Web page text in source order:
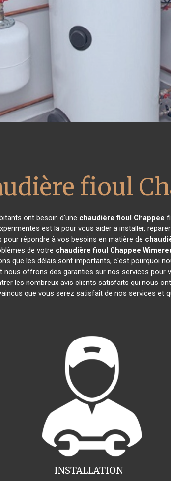
fioul
ont besoin d'une chaudière fioul Chappee
est là pour vous aider à installer,
répondre à vos besoins en matière de
de votre chaudière fioul Chappee
que les délais sont importants, c'est pourquoi
offrons des garanties sur nos services pour
les nombreux avis clients satisfaits qui nous
que vous serez satisfait de nos services et
INSTALLATION